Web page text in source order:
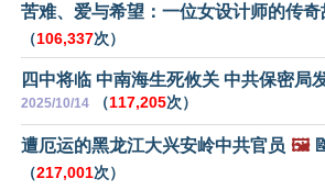
苦难、爱与希望：一位女设计师的传奇
（106,337次）
四中将临 中南海生死攸关 中共保密局
2025/10/14 （117,205次）
遭厄运的黑龙江大兴安岭中共官员 🖼️
（217,001次）